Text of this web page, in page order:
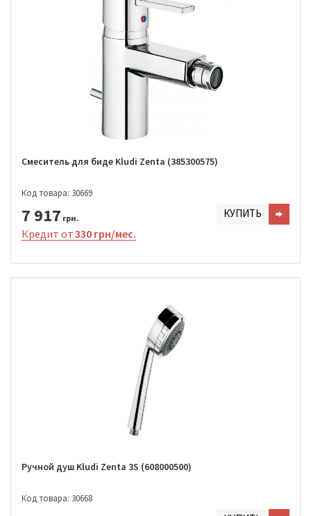
Смеситель для биде Kludi Zenta (385300575)
Код товара: 30669
7 917 грн. КУПИТЬ
Кредит от330 грн/мес.
Ручной душ Kludi Zenta 3S (608000500)
Код товара: 30668